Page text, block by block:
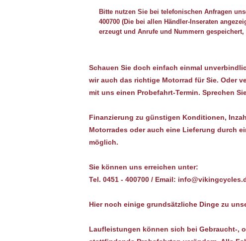
Bitte nutzen Sie bei telefonischen Anfragen
400700 (Die bei allen Händler-Inseraten
erzeugt und Anrufe und Nummern gespeichert,
Schauen Sie doch einfach einmal
wir auch das richtige Motorrad für Sie. Oder
mit uns einen Probefahrt-Termin. Sprechen
Finanzierung zu günstigen Konditionen,
Motorrades oder auch eine Lieferung durch
möglich.
Sie können uns erreichen unter:
Tel. 0451 - 400700 / Email:
Hier noch einige grundsätzliche Dinge zu
Laufleistungen können sich bei Gebraucht-,